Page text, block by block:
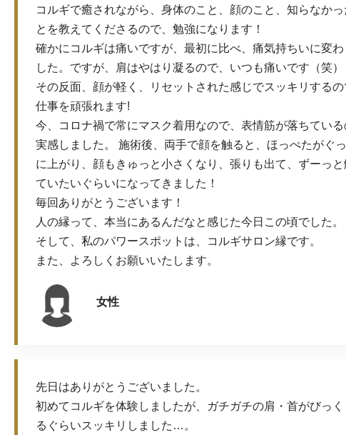
コルギで癒されながら、身体のこと、顔のこと、知らなかっ
とを教えてくださるので、勉強になります！
確かにコルギは痛いですが、最初に比べ、痛気持ちいに変わ
した。ですが、肩はやはり凝るので、いつも痛いです（笑）
その反面、顔が軽く、リセットされた感じでスッキリするの
仕事を頑張れます!
今、コロナ禍で常にマスク着用なので、表情筋が落ちている
実感しました。 施術後、両手で顔を触ると、ほっぺたがぐ
に上がり、顔もきゅっと小さくなり、張りも出て、ずーっと
ていたいぐらいになってきました！
毎回ありがとうございます！
人の縁って、本当にあるんだなと感じた今日この頃でした。
そして、私のパワースポットは、コルギサロン縁です。
また、よろしくお願いいたします。
女性
先日はありがとうございました。
初めてコルギを体験しましたが、ガチガチの肩・首がびっく
るぐらいスッキリしました…。